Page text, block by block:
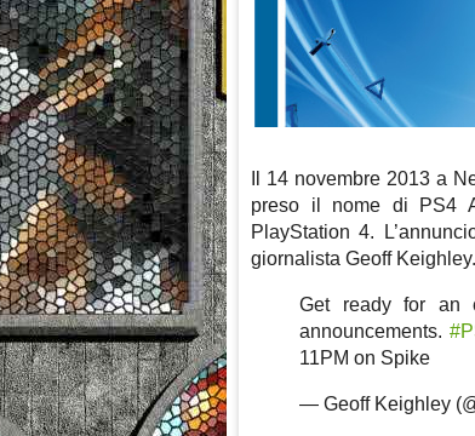
Il 14 novembre 2013 a
preso il nome di PS4
PlayStation 4.
giornalista Geoff Keighley.
Get ready for an
announcements.
11PM on Spike
— Geoff Keighley